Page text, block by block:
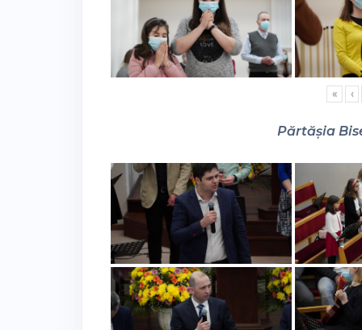
« ‹
Părtășia